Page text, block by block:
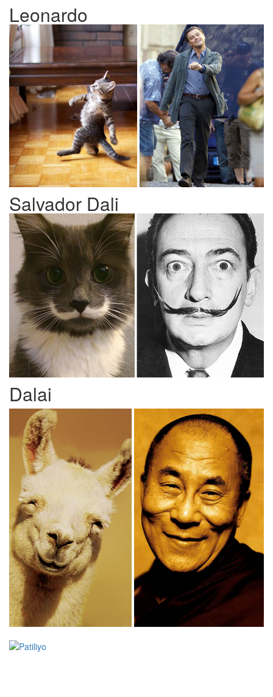
Leonardo
Salvador Dali
Dalai